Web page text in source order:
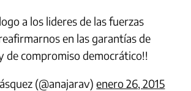
a los lideres de las fuerzas
en las garantías de
de compromiso democrático!!
(@anajarav)enero 26, 2015